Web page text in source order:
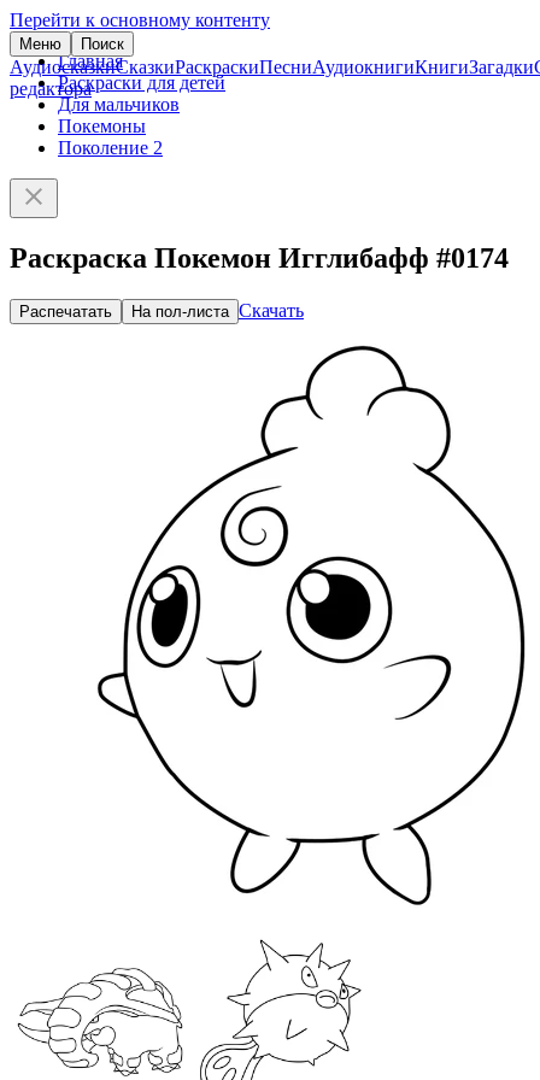
Перейти к основному контенту
Меню Поиск
АудиосказкиСказкиРаскраскиПесниАудиокнигиКнигиЗагадки
редактора
Главная
Раскраски для детей
Для мальчиков
Покемоны
Поколение 2
Раскраска Покемон Игглибафф #0174
Распечатать На пол-листа Скачать